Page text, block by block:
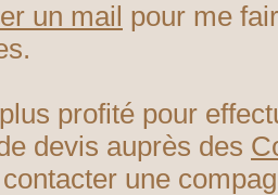
un mail pour me
profité pour
devis auprès des
une